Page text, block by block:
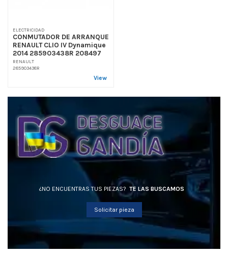
ELECTRICIDAD
CONMUTADOR DE ARRANQUE
RENAULT CLIO IV Dynamique
2014 285903438R 208497
RENAULT
285903438R
View
¿NO ENCUENTRAS TUS PIEZAS? TE LAS BUSCAMOS
Solicitar pieza